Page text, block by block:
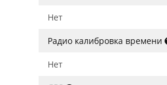
Нет
Радио калибровка времени
Нет